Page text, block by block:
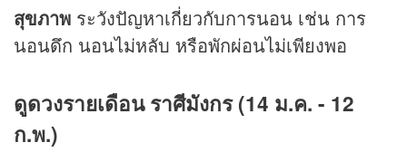
สุขภาพ ระวังปัญหาเกี่ยวกับการนอน เช่น การ
นอนดึก นอนไม่หลับ หรือพักผ่อนไม่เพียงพอ
ดูดวงรายเดือน ราศีมังกร (14 ม.ค. - 12
ก.พ.)